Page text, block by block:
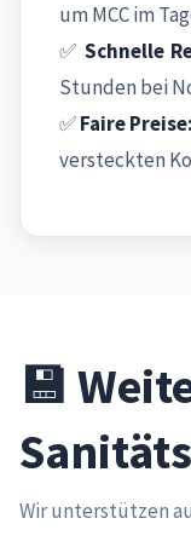
um MCC im
✅ Schnelle
Stunden bei
✅Faire Preise:
versteckten
💾
Wir unterstützen